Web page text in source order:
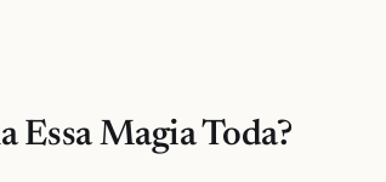
Essa Magia Toda?